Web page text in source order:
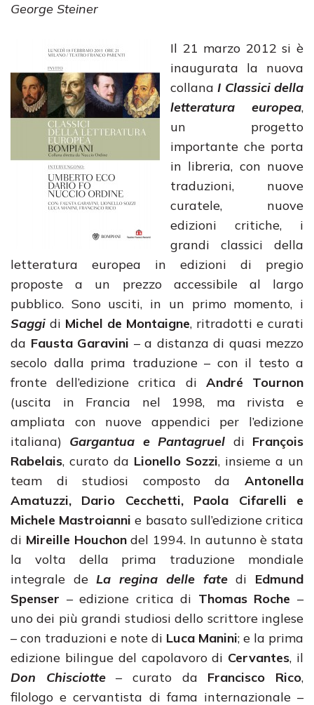
George Steiner
Il 21 marzo 2012 si è
inaugurata la nuova
collanaI Classici della
letteratura europea,
un progetto
importante che porta
in libreria, con nuove
traduzioni, nuove
curatele, nuove
edizioni critiche, i
grandi classici della
letteratura europea in edizioni di pregio
proposte a un prezzo accessibile al largo
pubblico. Sono usciti, in un primo momento, i
Saggi di Michel de Montaigne, ritradotti e curati
da Fausta Garavini – a distanza di quasi mezzo
secolo dalla prima traduzione – con il testo a
fronte dell’edizione critica di André Tournon
(uscita in Francia nel 1998, ma rivista e
ampliata con nuove appendici per l’edizione
italiana) Gargantua e Pantagruel di François
Rabelais, curato da Lionello Sozzi, insieme a un
team di studiosi composto da Antonella
Amatuzzi, Dario Cecchetti, Paola Cifarelli e
Michele Mastroianni e basato sull’edizione critica
di Mireille Houchondel 1994. In autunno è stata
la volta della prima traduzione mondiale
integrale deLa regina delle fatedi Edmund
Spenser – edizione critica di Thomas Roche –
uno dei più grandi studiosi dello scrittore inglese
– con traduzioni e note di Luca Manini; e la prima
edizione bilingue del capolavoro di Cervantes, il
Don Chisciotte– curato da Francisco Rico,
filologo e cervantista di fama internazionale –